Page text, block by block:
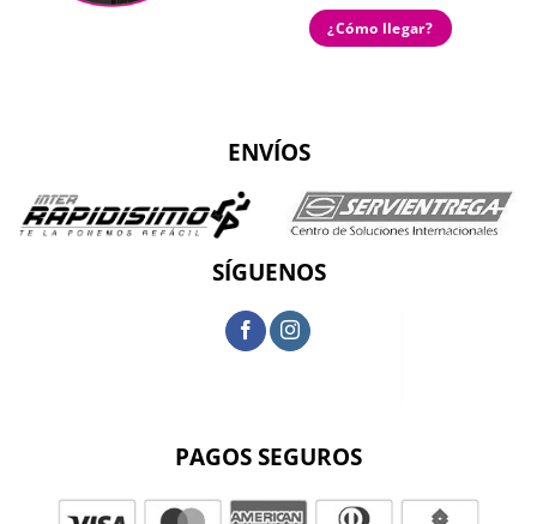
¿Cómo llegar?
ENVÍOS
SÍGUENOS
PAGOS SEGUROS